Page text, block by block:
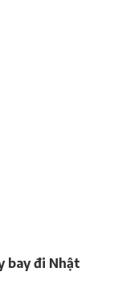
bay đi Nhật